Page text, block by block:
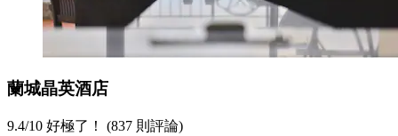
蘭城晶英酒店
9.4/10 好極了！ (837 則評論)